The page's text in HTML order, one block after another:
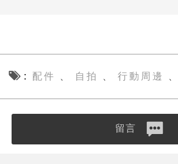
配件 自拍 行動周邊
留言